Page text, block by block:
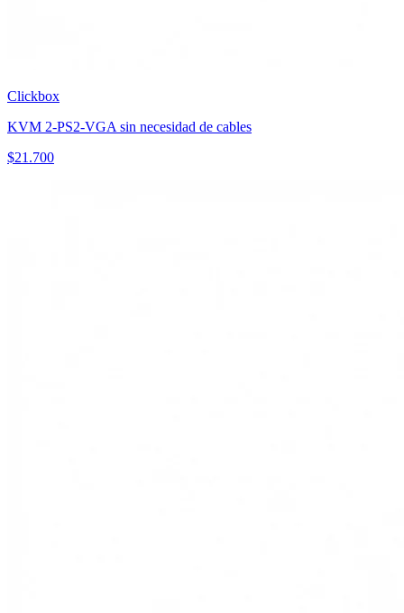
Clickbox
KVM 2-PS2-VGA sin necesidad de cables
$21.700